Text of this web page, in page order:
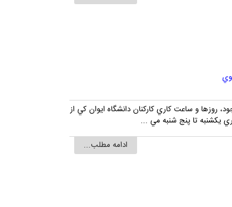
روزها و ساعت کاري کارکنان دانشگاه ايوان کي از
ادامه مطلب...